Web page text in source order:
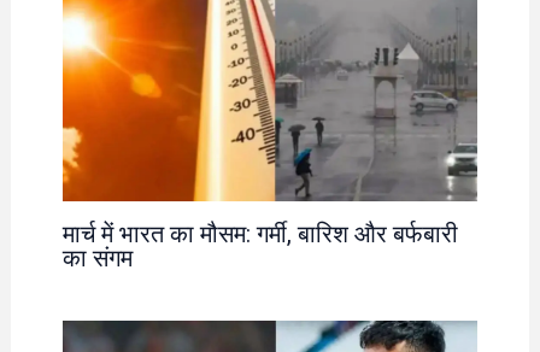
मार्च में भारत का मौसम: गर्मी, बारिश और बर्फबारी
का संगम